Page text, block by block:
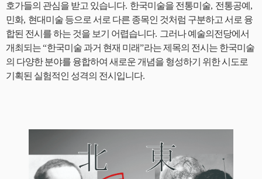
호가들의 관심을 받고 있습니다. 한국미술을 전통미술, 전통공예 ,
민화, 현대미술 등으로 서로 다른 종목인 것처럼 구분하고 서로 융
합된 전시를 하는 것을 보기 어렵습니다. 그러나 예술의전당에서
개최되는“한국미술 과거 현재 미래”라는 제목의 전시는 한국미술
의 다양한 분야를 융합하여 새로운 개념을 형성하기 위한 시도로
기획된 실험적인 성격의 전시입니다.